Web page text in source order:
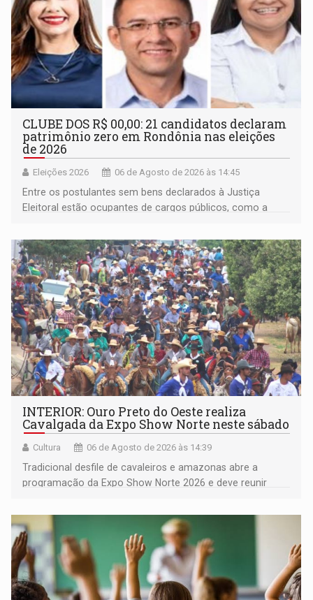
CLUBE DOS R$ 00,00: 21 candidatos declaram
patrimônio zero em Rondônia nas eleições
de 2026
Eleições 2026 06 de Agosto de 2026 às 14:45
Entre os postulantes sem bens declarados à Justiça
Eleitoral estão ocupantes de cargos públicos, como a
Pedro Geovar (PP) e a vice-prefeita Magna dos Anjos
(NOVO)
INTERIOR: Ouro Preto do Oeste realiza
Cavalgada da Expo Show Norte neste sábado
Cultura 06 de Agosto de 2026 às 14:39
Tradicional desfile de cavaleiros e amazonas abre a
programação da Expo Show Norte 2026 e deve reunir